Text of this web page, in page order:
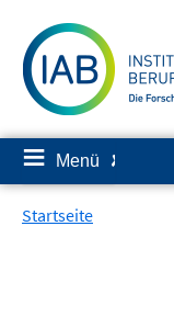
zum
Inhalt
≡ Menü ✘
Startseite